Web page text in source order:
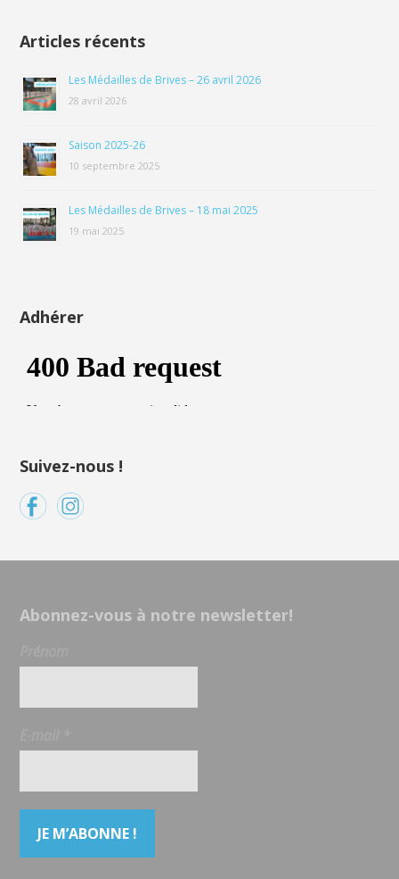
Articles récents
Les Médailles de Brives – 26 avril 2026
28 avril 2026
Saison 2025-26
10 septembre 2025
Les Médailles de Brives – 18 mai 2025
19 mai 2025
Adhérer
Suivez-nous !
Abonnez-vous à notre newsletter!